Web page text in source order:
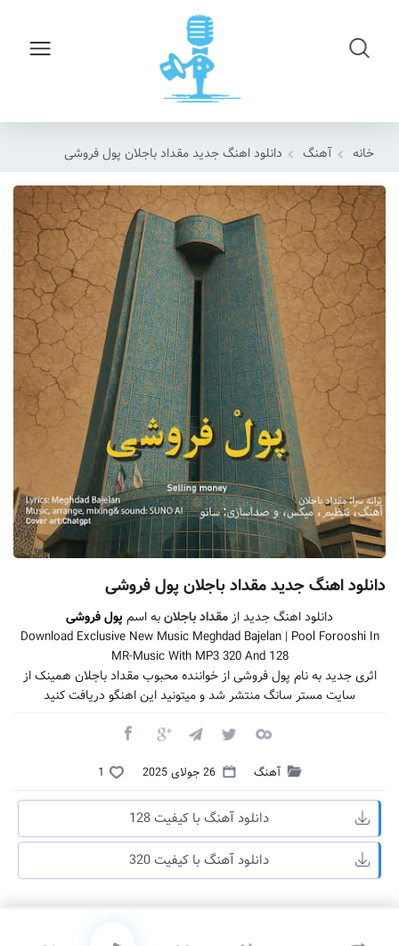
خانه آهنگ دانلود اهنگ جدید مقداد باجلان پول فروشی
دانلود اهنگ جدید مقداد باجلان پول فروشی
دانلود اهنگ جدید از مقداد باجلانبه اسم پول فروشی
Download Exclusive New Music Meghdad Bajelan | Pool Forooshi In
MR-Music With MP3 320 And 128
اثری جدید به نام پول فروشی از خواننده محبوب مقداد باجلان همینک از
سایت مستر سانگ منتشر شد و میتونید این اهنگو دریافت کنید
آهنگ 26 جولای 2025 1
دانلود آهنگ با کیفیت 128
دانلود آهنگ با کیفیت 320